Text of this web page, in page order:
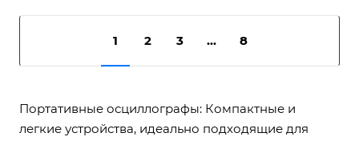
1 2 3 ... 8
Портативные осциллографы: Компактные и
легкие устройства, идеально подходящие для